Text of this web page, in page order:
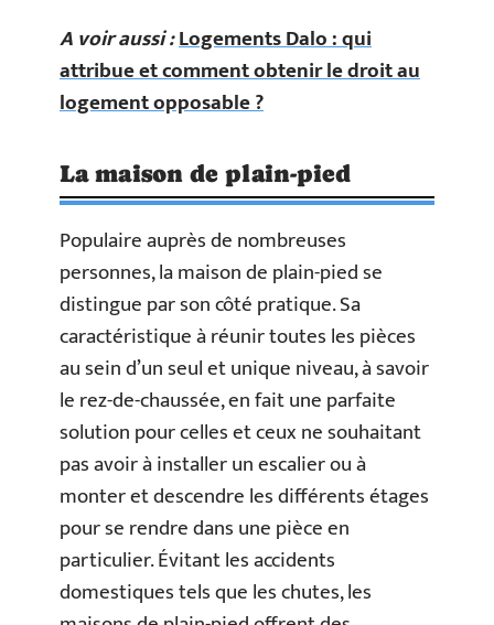
A voir aussi :Logements Dalo : qui
attribue et comment obtenir le droit au
logement opposable ?
La maison de plain-pied
Populaire auprès de nombreuses
personnes, la maison de plain-pied se
distingue par son côté pratique. Sa
caractéristique à réunir toutes les pièces
au sein d’un seul et unique niveau, à savoir
le rez-de-chaussée, en fait une parfaite
solution pour celles et ceux ne souhaitant
pas avoir à installer un escalier ou à
monter et descendre les différents étages
pour se rendre dans une pièce en
particulier. Évitant les accidents
domestiques tels que les chutes, les